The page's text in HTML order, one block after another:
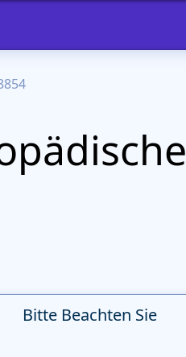
Bitte Beachten Sie